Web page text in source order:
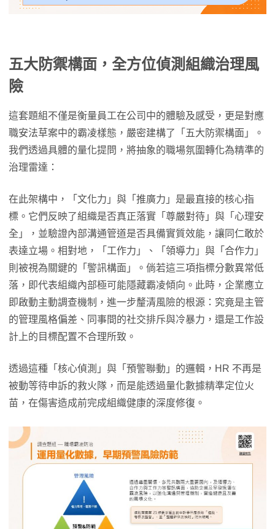
五大防禦構面，全方位偵測組織治理風
險
這套題組不僅是衡量員工在公司中的體驗及感受，更是對應
職安法草案中的霸凌樣態，嚴密建構了「五大防禦構面」。
我們透過具體的量化提問，將抽象的職場氛圍轉化為精準的
治理雷達：
在此架構中，「文化力」與「推廣力」是最直接的核心指
標。它們反映了組織是否真正落實「尊嚴對待」與「心理安
全」，並驗證內部溝通管道是否具備實質效能，讓同仁敢於
表達立場。相對地，「工作力」、「領導力」與「合作力」
則被視為關鍵的「警訊構面」。倘若這三項指標分數異常低
落，即代表組織內部極可能隱藏霸凌傾向。此時，企業應立
即啟動主動調查機制，進一步釐清風險的根源：究竟是主管
的管理風格偏差、同事間的社交排斥與冷暴力，還是工作設
計上的目標配置不合理所致。
透過這種「核心偵測」與「預警聯動」的邏輯，HR 不再是
被動等待申訴的救火隊，而是能透過量化數據精準定位火
苗，在傷害造成前完成組織健康的深度修復。